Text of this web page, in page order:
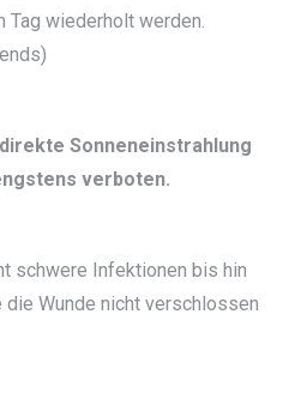
Tag wiederholt werden.
Sonneneinstrahlung
verboten.
schwere Infektionen bis hin
Wunde nicht verschlossen